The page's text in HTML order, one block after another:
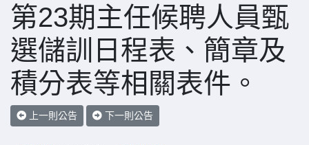
第23期主任候聘人員甄
選儲訓日程表、簡章及
積分表等相關表件。
上一則公告 下一則公告